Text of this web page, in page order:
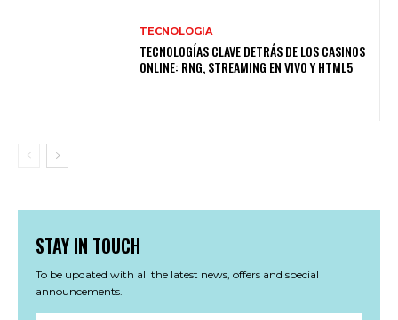
TECNOLOGIA
TECNOLOGÍAS CLAVE DETRÁS DE LOS CASINOS
ONLINE: RNG, STREAMING EN VIVO Y HTML5
STAY IN TOUCH
To be updated with all the latest news, offers and special
announcements.